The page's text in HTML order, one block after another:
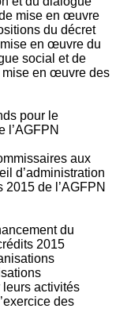
mise en œuvre
du décret
en œuvre du
social et de
mise en œuvre des
pour le
l’AGFPN
aux
d’administration
de l’AGFPN
du
2015
leurs activités
des